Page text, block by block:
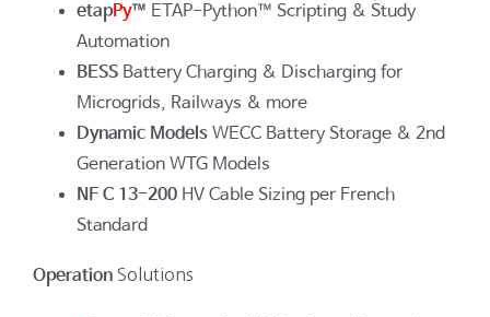
etapPy™ ETAP-Python™ Scripting & Study
Automation
BESS Battery Charging & Discharging for
Microgrids, Railways & more
Dynamic Models WECC Battery Storage & 2nd
Generation WTG Models
NF C 13-200 HV Cable Sizing per French
Standard
Operation Solutions